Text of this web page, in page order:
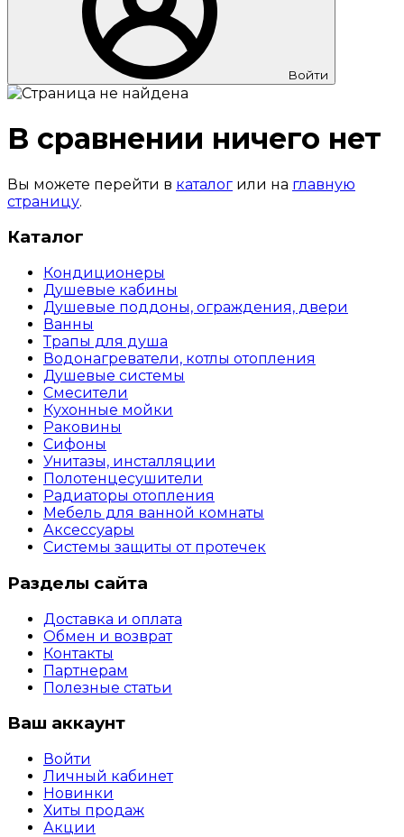
Войти
В сравнении ничего нет
Вы можете перейти в каталог или на главную
страницу.
Каталог
Кондиционеры
Душевые кабины
Душевые поддоны, ограждения, двери
Ванны
Трапы для душа
Водонагреватели, котлы отопления
Душевые системы
Смесители
Кухонные мойки
Раковины
Сифоны
Унитазы, инсталляции
Полотенцесушители
Радиаторы отопления
Мебель для ванной комнаты
Аксессуары
Системы защиты от протечек
Разделы сайта
Доставка и оплата
Обмен и возврат
Контакты
Партнерам
Полезные статьи
Ваш аккаунт
Войти
Личный кабинет
Новинки
Хиты продаж
Акции